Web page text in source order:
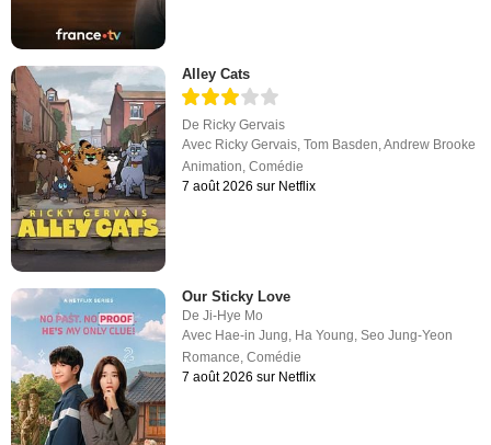
Alley Cats
De Ricky Gervais
Avec Ricky Gervais,Tom Basden,Andrew Brooke
Animation,Comédie
7 août 2026 sur Netflix
Our Sticky Love
DeJi-Hye Mo
Avec Hae-in Jung, Ha Young,Seo Jung-Yeon
Romance,Comédie
7 août 2026 sur Netflix